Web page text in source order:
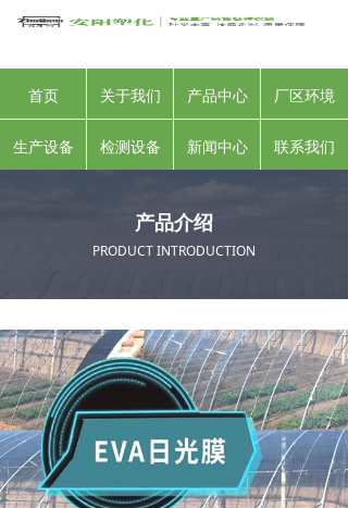
首页 关于我们 产品中心 厂区环境
生产设备 检测设备 新闻中心 联系我们
产品介绍
PRODUCT INTRODUCTION